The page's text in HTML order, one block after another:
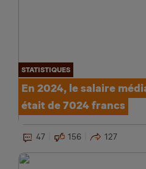
STATISTIQUES
En 2024, le salaire
était de 7024 francs
47 156 127